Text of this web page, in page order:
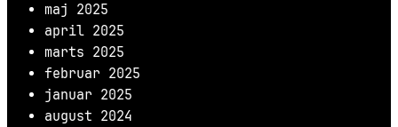
maj 2025
april 2025
marts 2025
februar 2025
januar 2025
august 2024